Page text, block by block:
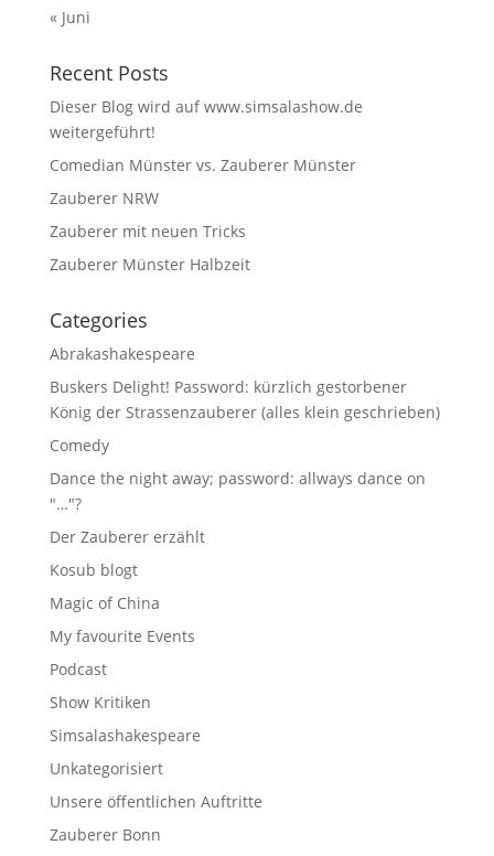
« Juni
Recent Posts
Dieser Blog wird auf www.simsalashow.de
weitergeführt!
Comedian Münster vs. Zauberer Münster
Zauberer NRW
Zauberer mit neuen Tricks
Zauberer Münster Halbzeit
Categories
Abrakashakespeare
Buskers Delight! Password: kürzlich gestorbener
König der Strassenzauberer (alles klein geschrieben)
Comedy
Dance the night away; password: allways dance on
"…"?
Der Zauberer erzählt
Kosub blogt
Magic of China
My favourite Events
Podcast
Show Kritiken
Simsalashakespeare
Unkategorisiert
Unsere öffentlichen Auftritte
Zauberer Bonn